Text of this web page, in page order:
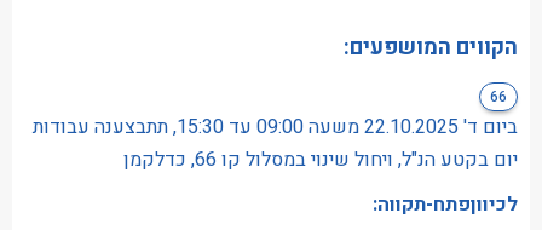
הַמְּסַיַּעַת
לִנְגִישׁוּת
הָאֲתָר.
הקווים המושפעים:
66
ביום ד' 22.10.2025 משעה 09:00 עד 15:30, תתבצענה עבודות
יום בקטע הנ"ל, ויחול שינוי במסלול קו 66, כדלקמן
לכיווןפתח-תקווה: